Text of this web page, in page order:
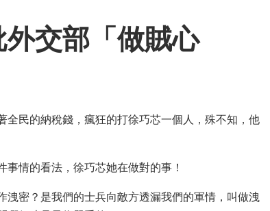
交部「做賊心
民的納稅錢，瘋狂的打徐巧芯一個人，殊不知，他
情的看法，徐巧芯她在做對的事！
密？是我們的士兵向敵方透漏我們的軍情，叫做洩